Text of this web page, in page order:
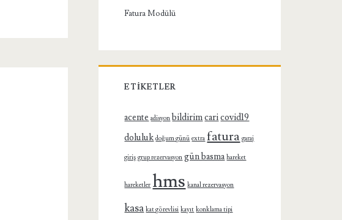
Fatura Modülü
ETIKETLER
acente adisyon bildirimcaricovid19
doluluk doğum günü extra fatura garaj
giriş grup rezervasyon gün basma hareket
hareketler hms kanal rezervasyon
kasa kat görevlisi kayıt konklama tipi